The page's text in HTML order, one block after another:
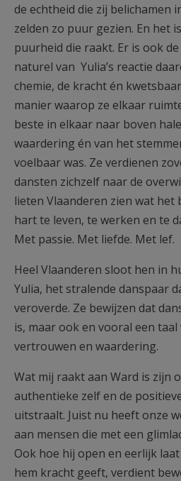
de echtheid die zij belichamen
zelden zo puur gezien. En het
puurheid die raakt. Er is ook
naturel van Yulia’s reactie
chemie, de kracht én
manier waarop ze elkaar
beste in elkaar naar boven
waardering én van het
voelbaar was. Ze verdienen
dansten zichzelf naar de
lieten Vlaanderen zien wat
hart te leven, te werken en te
Met passie. Met liefde. Met lef.
Heel Vlaanderen sloot hen in
Yulia, het stralende danspaar
veroverde. Ze bewijzen dat
is, maar ook en vooral een
vertrouwen en waardering.
Wat mij raakt aan Ward is zijn
authentieke zelf en de
uitstraalt. Juist nu heeft onze
aan mensen die met een
Ook hoe hij open en eerlijk
hem kracht geeft, verdient